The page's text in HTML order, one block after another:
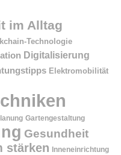
im Alltag
Technologie
Digitalisierung
Elektromobilität
Gartengestaltung
Gesundheit
stärken Inneneinrichtung